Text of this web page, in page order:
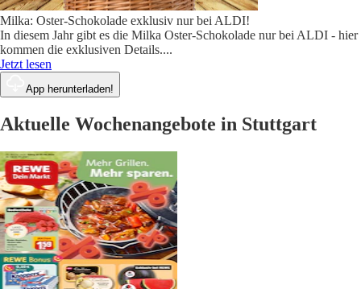
Milka: Oster-Schokolade exklusiv nur bei ALDI!
In diesem Jahr gibt es die Milka Oster-Schokolade nur bei ALDI - hier
kommen die exklusiven Details....
Jetzt lesen
App herunterladen!
Aktuelle Wochenangebote in Stuttgart